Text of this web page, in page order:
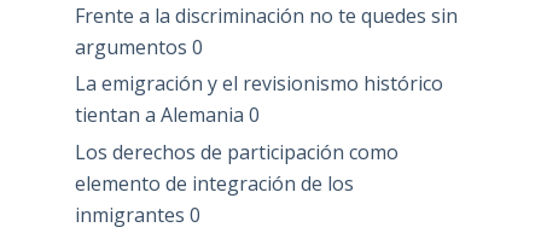
Frente a la discriminación no te quedes sin
argumentos 0
La emigración y el revisionismo histórico
tientan a Alemania 0
Los derechos de participación como
elemento de integración de los
inmigrantes 0